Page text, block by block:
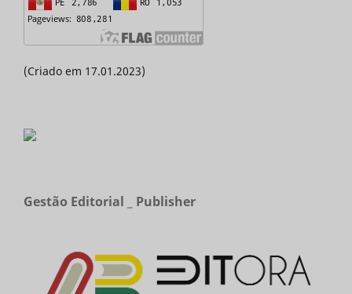
(Criado em 17.01.2023)
Gestão Editorial _ Publisher